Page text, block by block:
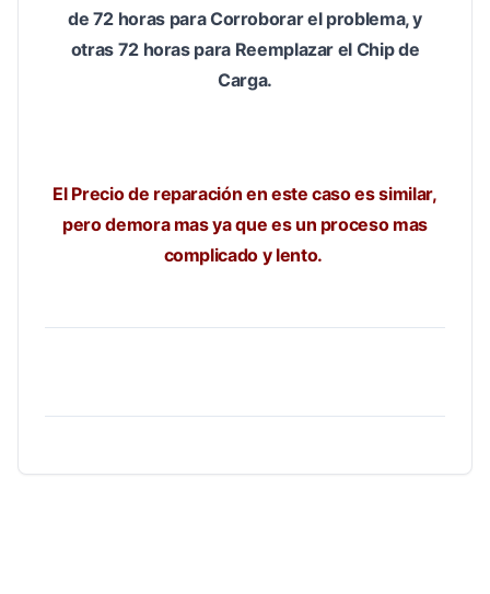
de 72 horas para Corroborar el problema, y
otras 72 horas para Reemplazar el Chip de
Carga.
El Precio de reparación en este caso es similar,
pero demora mas ya que es un proceso mas
complicado y lento.